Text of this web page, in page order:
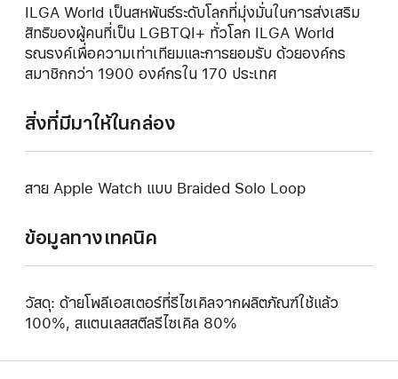
ILGA World เป็นสหพันธ์ระดับโลกที่มุ่งมั่นในการส่งเสริม
สิทธิของผู้คนที่เป็น LGBTQI+ ทั่วโลก ILGA World
รณรงค์เพื่อความเท่าเทียมและการยอมรับ ด้วยองค์กร
สมาชิกกว่า 1900 องค์กรใน 170 ประเทศ
สิ่งที่มีมาให้ในกล่อง
สาย Apple Watch แบบ Braided Solo Loop
ข้อมูลทางเทคนิค
วัสดุ: ด้ายโพลีเอสเตอร์ที่รีไซเคิลจากผลิตภัณฑ์ใช้แล้ว
100%, สแตนเลสสตีลรีไซเคิล 80%